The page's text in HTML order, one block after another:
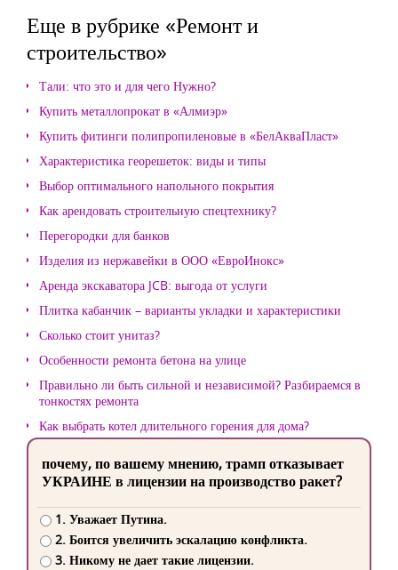
Еще в рубрике «Ремонт и
строительство»
Тали: что это и для чего Нужно?
Купить металлопрокат в «Алмиэр»
Купить фитинги полипропиленовые в «БелАкваПласт»
Характеристика георешеток: виды и типы
Выбор оптимального напольного покрытия
Как арендовать строительную спецтехнику?
Перегородки для банков
Изделия из нержавейки в ООО «ЕвроИнокс»
Аренда экскаватора JCB: выгода от услуги
Плитка кабанчик – варианты укладки и характеристики
Сколько стоит унитаз?
Особенности ремонта бетона на улице
Правильно ли быть сильной и независимой? Разбираемся в
тонкостях ремонта
Как выбрать котел длительного горения для дома?
почему, по вашему мнению, трамп отказывает
УКРАИНЕ в лицензии на производство ракет?
1. Уважает Путина.
2. Боится увеличить эскалацию конфликта.
3. Никому не дает такие лицензии.